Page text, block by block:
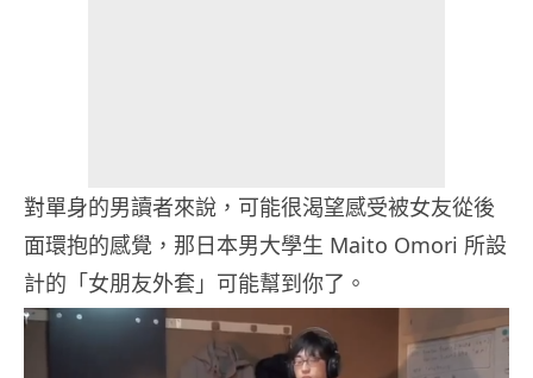
對單身的男讀者來說，可能很渴望感受被女友從後
面環抱的感覺，那日本男大學生 Maito Omori 所設
計的「女朋友外套」可能幫到你了。